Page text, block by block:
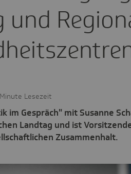
und
im Gespräch" mit Susanne
Landtag und ist
Zusammenhalt.
Lesezeit